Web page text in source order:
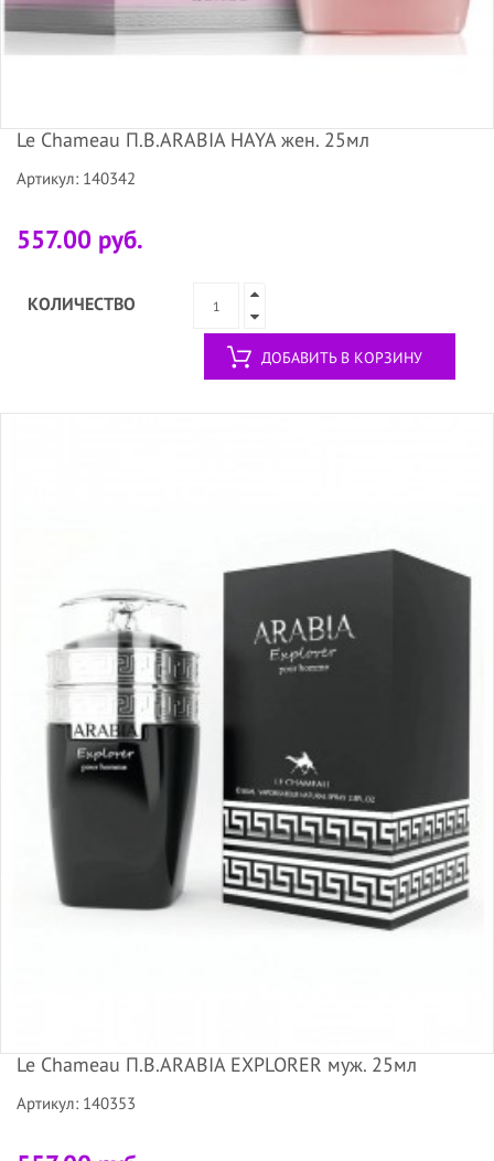
Le Chameau П.В.ARABIA HAYA жен. 25мл
Артикул: 140342
557.00 руб.
КОЛИЧЕСТВО
ДОБАВИТЬ В КОРЗИНУ
Le Chameau П.В.ARABIA EXPLORER муж. 25мл
Артикул: 140353